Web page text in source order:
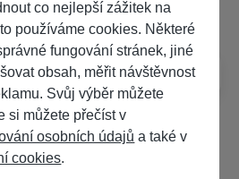
dotazy
co nejlepší zážitek na
používáme cookies. Některé
fungování stránek, jiné
obsah, měřit návštěvnost
Svůj výběr můžete
si můžete přečíst v
osobních údajů a také v
cookies.